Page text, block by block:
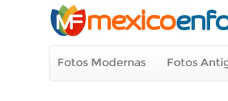
Fotos Modernas Fotos